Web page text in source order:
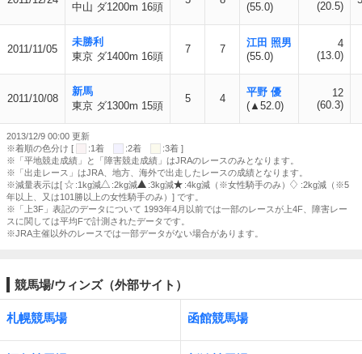
中山 ダ1200m 16頭
(55.0)
(20.5)
2011/11/05
未勝利
東京 ダ1400m 16頭
7 7
江田 照男
(55.0)
4
(13.0)
2011/10/08
新馬
東京 ダ1300m 15頭
5 4
平野 優
(▲52.0)
12
(60.3)
2013/12/9 00:00 更新
※着順の色分け [
:1着 :2着
:3着 ]
※「平地競走成績」と「障害競走成績」はJRAのレースのみとなります。
※「出走レース」はJRA、地方、海外で出走したレースの成績となります。
※減量表示は[
:1kg減 :2kg減 :3kg減 :4kg減（※女性騎手のみ）
:2kg減（※5
年以上、又は101勝以上の女性騎手のみ）] です。
※「上3F」表記のデータについて 1993年4月以前では一部のレースが上4F、障害レー
スに関しては平均Fで計測されたデータです。
※JRA主催以外のレースでは一部データがない場合があります。
競馬場/ウィンズ（外部サイト）
札幌競馬場 函館競馬場